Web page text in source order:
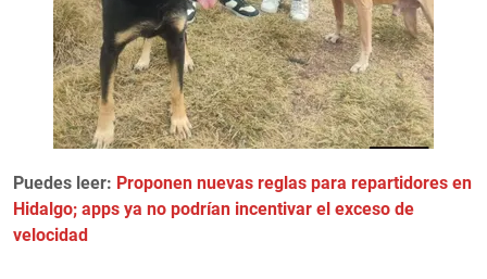
Puedes leer: Proponen nuevas reglas para repartidores en
Hidalgo; apps ya no podrían incentivar el exceso de
velocidad